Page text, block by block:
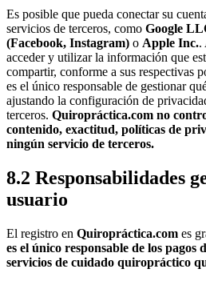
Es posible que pueda conectar su
servicios de terceros, como Google
(Facebook, Instagram) o Apple Inc..
acceder y utilizar la información que
compartir, conforme a sus respectivas
es el único responsable de gestionar
ajustando la configuración de
terceros. Quiropráctica.com no
contenido, exactitud, políticas de
ningún servicio de terceros.
8.2 Responsabilidades
usuario
El registro en Quiropráctica.com es
es el único responsable de los pagos
servicios de cuidado quiropráctico